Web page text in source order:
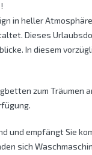
in heller
Dieses
In diesem
zum Träumen
und empfängt Sie
sich